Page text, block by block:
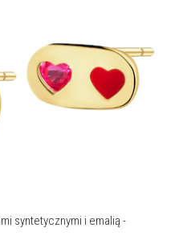
syntetycznymi i emalią -